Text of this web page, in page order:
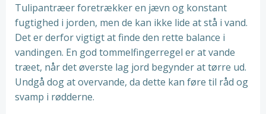
Tulipantræer foretrækker en jævn og konstant
fugtighed i jorden, men de kan ikke lide at stå i vand.
Det er derfor vigtigt at finde den rette balance i
vandingen. En god tommelfingerregel er at vande
træet, når det øverste lag jord begynder at tørre ud.
Undgå dog at overvande, da dette kan føre til råd og
svamp i rødderne.